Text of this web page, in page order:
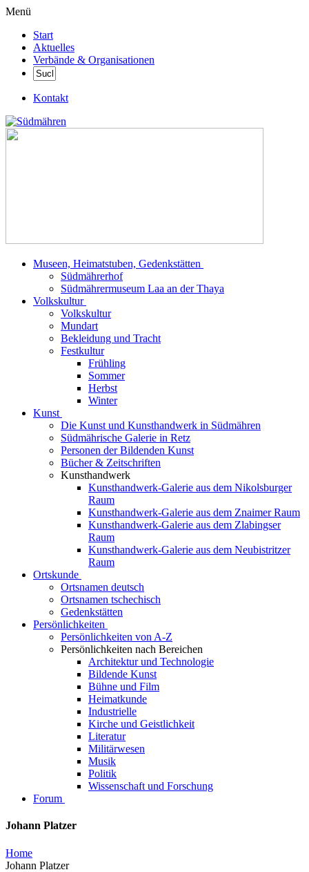
Menü
Start
Aktuelles
Verbände & Organisationen
Kontakt
Museen, Heimatstuben, Gedenkstätten
Südmährerhof
Südmährermuseum Laa an der Thaya
Volkskultur
Volkskultur
Mundart
Bekleidung und Tracht
Festkultur
Frühling
Sommer
Herbst
Winter
Kunst
Die Kunst und Kunsthandwerk in Südmähren
Südmährische Galerie in Retz
Personen der Bildenden Kunst
Bücher & Zeitschriften
Kunsthandwerk
Kunsthandwerk-Galerie aus dem Nikolsburger
Raum
Kunsthandwerk-Galerie aus dem Znaimer Raum
Kunsthandwerk-Galerie aus dem Zlabingser
Raum
Kunsthandwerk-Galerie aus dem Neubistritzer
Raum
Ortskunde
Ortsnamen deutsch
Ortsnamen tschechisch
Gedenkstätten
Persönlichkeiten
Persönlichkeiten von A-Z
Persönlichkeiten nach Bereichen
Architektur und Technologie
Bildende Kunst
Bühne und Film
Heimatkunde
Industrielle
Kirche und Geistlichkeit
Literatur
Militärwesen
Musik
Politik
Wissenschaft und Forschung
Forum
Johann Platzer
Home
Johann Platzer